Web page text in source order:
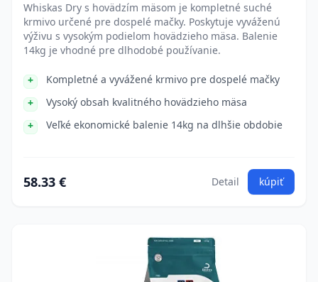
Whiskas Dry s hovädzím mäsom je kompletné suché
krmivo určené pre dospelé mačky. Poskytuje vyváženú
výživu s vysokým podielom hovädzieho mäsa. Balenie
14kg je vhodné pre dlhodobé používanie.
Kompletné a vyvážené krmivo pre dospelé mačky
Vysoký obsah kvalitného hovädzieho mäsa
Veľké ekonomické balenie 14kg na dlhšie obdobie
58.33 € Detail kúpiť